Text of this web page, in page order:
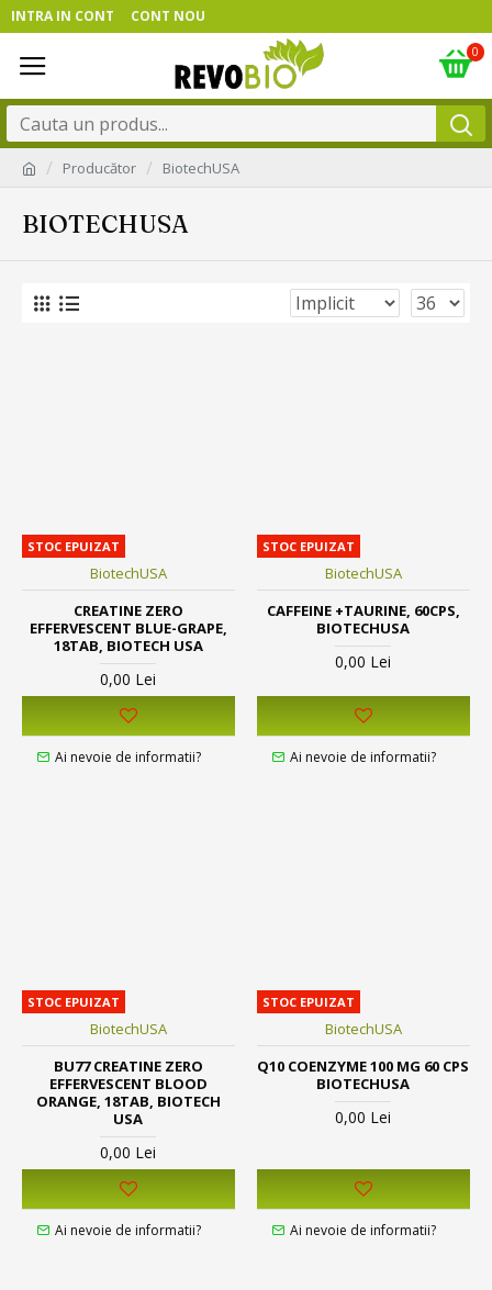
INTRA IN CONT CONT NOU
0
Producător BiotechUSA
BIOTECHUSA
STOC EPUIZAT
BiotechUSA
CREATINE ZERO
EFFERVESCENT BLUE-GRAPE,
18TAB, BIOTECH USA
0,00 Lei
Ai nevoie de informatii?
STOC EPUIZAT
BiotechUSA
CAFFEINE +TAURINE, 60CPS,
BIOTECHUSA
0,00 Lei
Ai nevoie de informatii?
STOC EPUIZAT
BiotechUSA
BU77 CREATINE ZERO
EFFERVESCENT BLOOD
ORANGE, 18TAB, BIOTECH
USA
0,00 Lei
Ai nevoie de informatii?
STOC EPUIZAT
BiotechUSA
Q10 COENZYME 100 MG 60 CPS
BIOTECHUSA
0,00 Lei
Ai nevoie de informatii?